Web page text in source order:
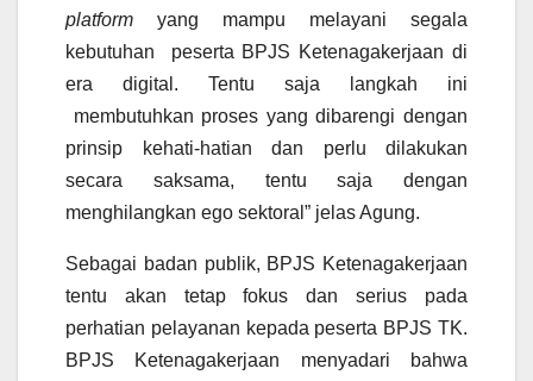
platform yang mampu melayani segala
kebutuhan peserta BPJS Ketenagakerjaan di
era digital. Tentu saja langkah ini
membutuhkan proses yang dibarengi dengan
prinsip kehati-hatian dan perlu dilakukan
secara saksama, tentu saja dengan
menghilangkan ego sektoral” jelas Agung.
Sebagai badan publik, BPJS Ketenagakerjaan
tentu akan tetap fokus dan serius pada
perhatian pelayanan kepada peserta BPJS TK.
BPJS Ketenagakerjaan menyadari bahwa